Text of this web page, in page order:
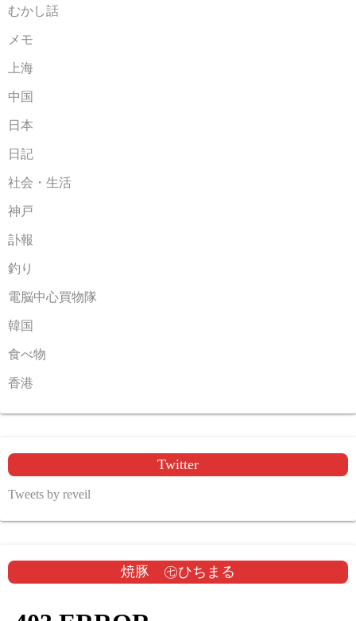
むかし話
メモ
上海
中国
日本
日記
社会・生活
神戸
訃報
釣り
電脳中心買物隊
韓国
食べ物
香港
Twitter
Tweets by reveil
焼豚 ㊆ひちまる